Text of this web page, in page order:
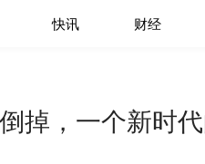
快讯 财经
掉，一个新时